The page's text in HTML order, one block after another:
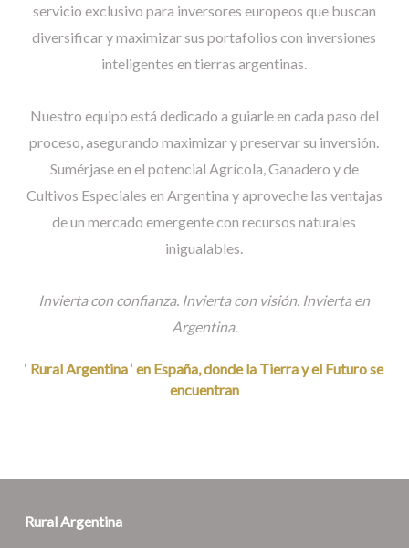
servicio exclusivo para inversores europeos que buscan
diversificar y maximizar sus portafolios con inversiones
inteligentes en tierras argentinas.
Nuestro equipo está dedicado a guiarle en cada paso del
proceso, asegurando maximizar y preservar su inversión.
Sumérjase en el potencial Agrícola, Ganadero y de
Cultivos Especiales en Argentina y aproveche las ventajas
de un mercado emergente con recursos naturales
inigualables.
Invierta con confianza. Invierta con visión. Invierta en
Argentina.
‘ Rural Argentina ‘ en España, donde la Tierra y el Futuro se
encuentran
Rural Argentina